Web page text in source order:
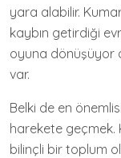
yara alabilir.
kaybın getirdiği
oyuna dönüşüyor
var.
Belki de en
harekete geçmek.
bilinçli bir toplum